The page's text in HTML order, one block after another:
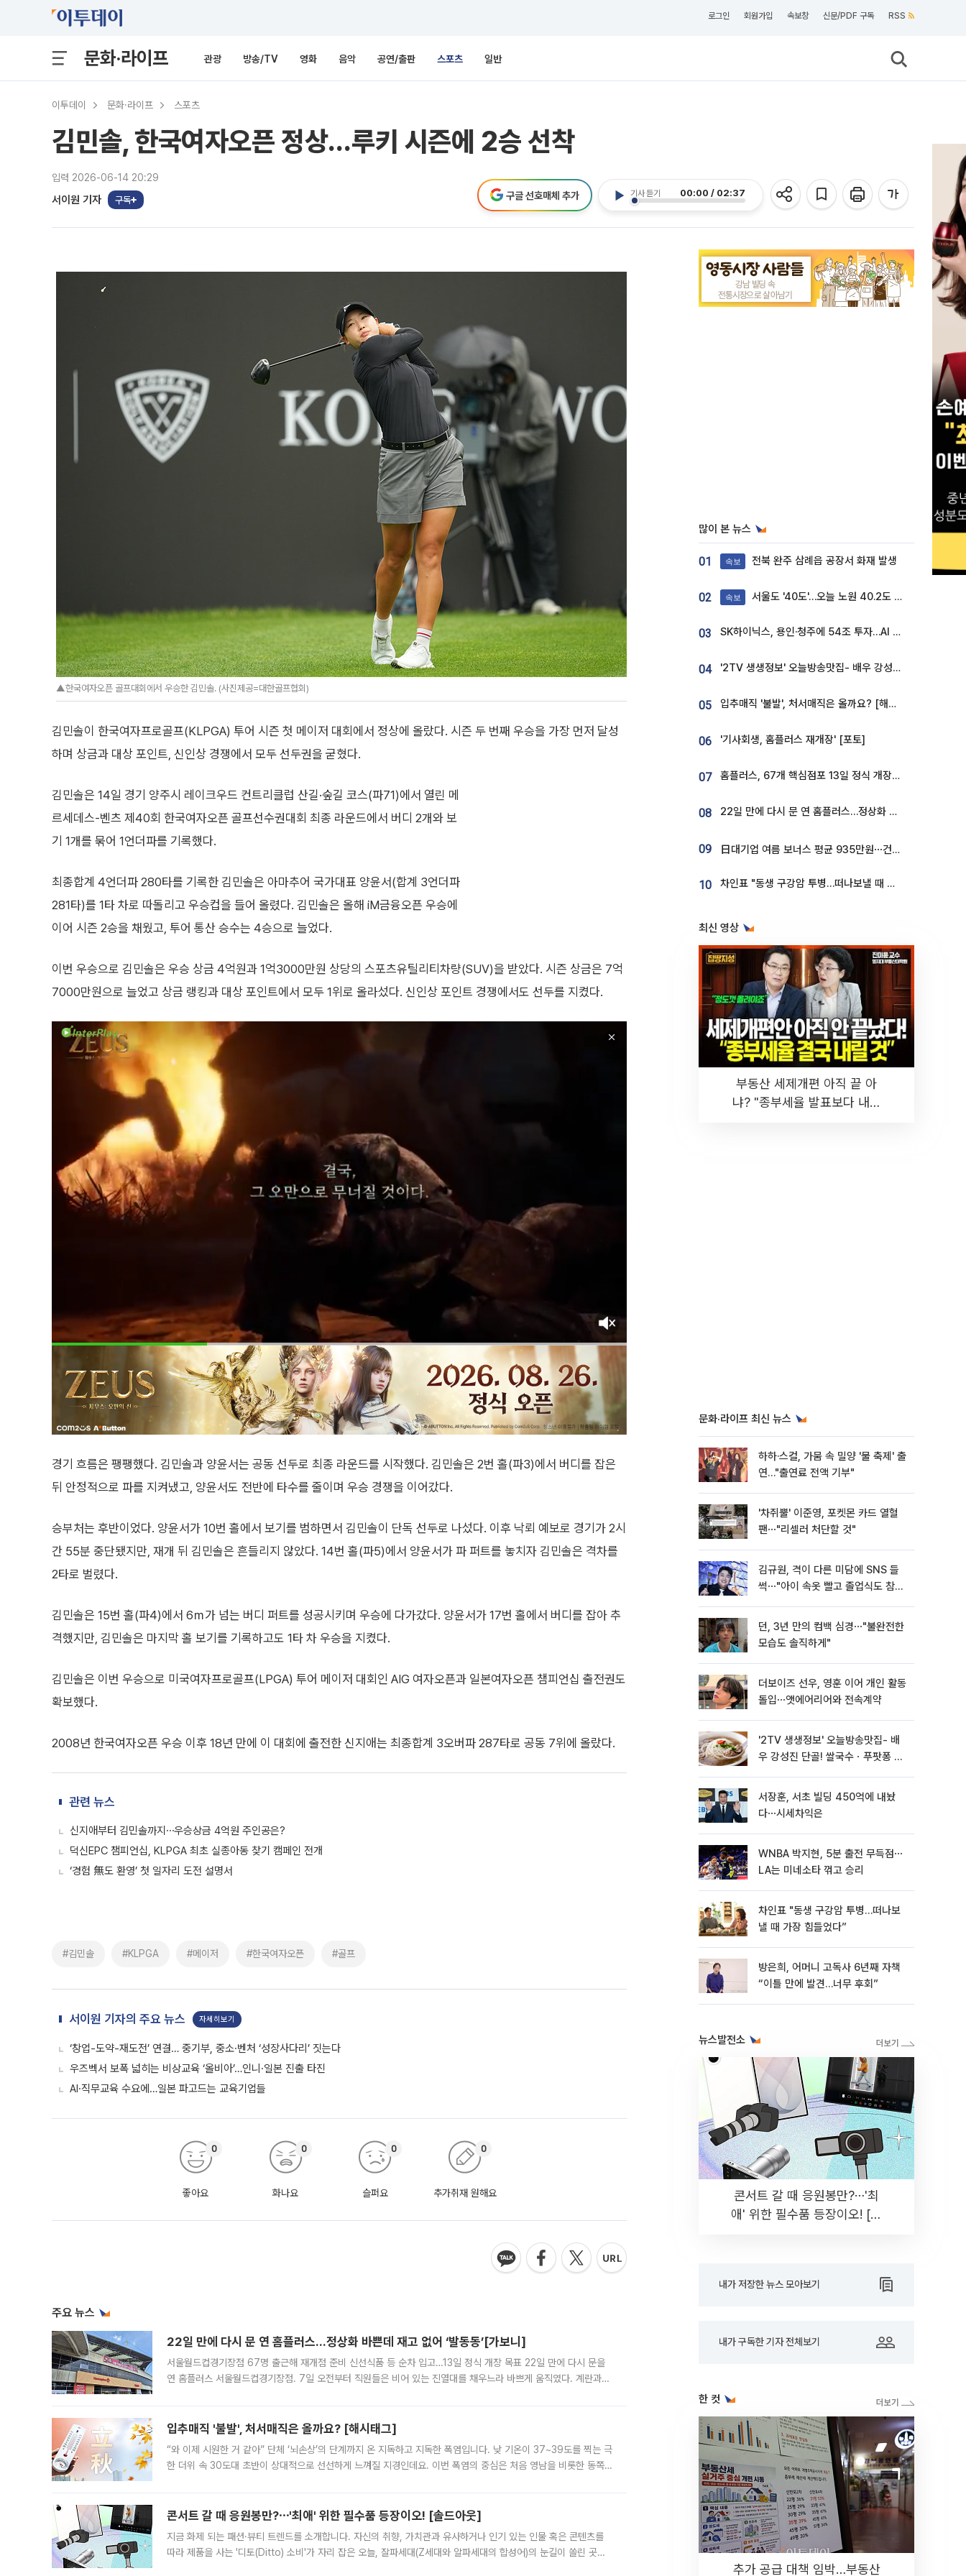
로그인 회원가입 속보창 신문/PDF 구독 RSS
문화·라이프 관광 방송/TV 영화 음악 공연/출판 스포츠 일반
이투데이 문화·라이프 스포츠
김민솔, 한국여자오픈 정상…루키 시즌에 2승 선착
입력 2026-06-14 20:29
서이원 기자 구독
기사 듣기 00:00 / 02:37
구글 선호매체 추가
▲한국여자오픈 골프대회에서 우승한 김민솔. (사진제공=대한골프협회)
김민솔이 한국여자프로골프(KLPGA) 투어 시즌 첫 메이저 대회에서 정상에 올랐다. 시즌 두 번째 우승을 가장 먼저 달성
하며 상금과 대상 포인트, 신인상 경쟁에서 모두 선두권을 굳혔다.
김민솔은 14일 경기 양주시 레이크우드 컨트리클럽 산길·숲길 코스(파71)에서 열린 메
르세데스-벤츠 제40회 한국여자오픈 골프선수권대회 최종 라운드에서 버디 2개와 보
기 1개를 묶어 1언더파를 기록했다.
최종합계 4언더파 280타를 기록한 김민솔은 아마추어 국가대표 양윤서(합계 3언더파
281타)를 1타 차로 따돌리고 우승컵을 들어 올렸다. 김민솔은 올해 iM금융오픈 우승에
이어 시즌 2승을 채웠고, 투어 통산 승수는 4승으로 늘었다.
이번 우승으로 김민솔은 우승 상금 4억원과 1억3000만원 상당의 스포츠유틸리티차량(SUV)을 받았다. 시즌 상금은 7억
7000만원으로 늘었고 상금 랭킹과 대상 포인트에서 모두 1위로 올라섰다. 신인상 포인트 경쟁에서도 선두를 지켰다.
경기 흐름은 팽팽했다. 김민솔과 양윤서는 공동 선두로 최종 라운드를 시작했다. 김민솔은 2번 홀(파3)에서 버디를 잡은
뒤 안정적으로 파를 지켜냈고, 양윤서도 전반에 타수를 줄이며 우승 경쟁을 이어갔다.
승부처는 후반이었다. 양윤서가 10번 홀에서 보기를 범하면서 김민솔이 단독 선두로 나섰다. 이후 낙뢰 예보로 경기가 2시
간 55분 중단됐지만, 재개 뒤 김민솔은 흔들리지 않았다. 14번 홀(파5)에서 양윤서가 파 퍼트를 놓치자 김민솔은 격차를
2타로 벌렸다.
김민솔은 15번 홀(파4)에서 6ｍ가 넘는 버디 퍼트를 성공시키며 우승에 다가갔다. 양윤서가 17번 홀에서 버디를 잡아 추
격했지만, 김민솔은 마지막 홀 보기를 기록하고도 1타 차 우승을 지켰다.
김민솔은 이번 우승으로 미국여자프로골프(LPGA) 투어 메이저 대회인 AIG 여자오픈과 일본여자오픈 챔피언십 출전권도
확보했다.
2008년 한국여자오픈 우승 이후 18년 만에 이 대회에 출전한 신지애는 최종합계 3오버파 287타로 공동 7위에 올랐다.
관련 뉴스
신지애부터 김민솔까지⋯우승상금 4억원 주인공은?
덕신EPC 챔피언십, KLPGA 최초 실종아동 찾기 캠페인 전개
‘경험 無도 환영’ 첫 일자리 도전 설명서
#김민솔 #KLPGA #메이저 #한국여자오픈 #골프
서이원 기자의 주요 뉴스 자세히보기
‘창업-도약-재도전’ 연결… 중기부, 중소·벤처 ‘성장사다리’ 짓는다
우즈벡서 보폭 넓히는 비상교육 ‘올비아’…인니·일본 진출 타진
AI·직무교육 수요에…일본 파고드는 교육기업들
좋아요
0
화나요
0
슬퍼요
0
추가취재 원해요
0
주요 뉴스
22일 만에 다시 문 연 홈플러스…정상화 바쁜데 재고 없어 ‘발동동’[가보니]
서울월드컵경기장점 67명 출근해 재개점 준비 신선식품 등 순차 입고…13일 정식 개장 목표 22일 만에 다시 문을
연 홈플러스 서울월드컵경기장점. 7일 오전부터 직원들은 비어 있는 진열대를 채우느라 바쁘게 움직였다. 계란과
입추매직 '불발', 처서매직은 올까요? [해시태그]
“와 이제 시원한 거 같아” 단체 ‘뇌손상’의 단계까지 온 지독하고 지독한 폭염입니다. 낮 기온이 37~39도를 찍는 극
한 더위 속 30도대 초반이 상대적으로 선선하게 느껴질 지경인데요. 이번 폭염의 중심은 처음 영남을 비롯한 동쪽
콘서트 갈 때 응원봉만?⋯'최애' 위한 필수품 등장이오! [솔드아웃]
지금 화제 되는 패션·뷰티 트렌드를 소개합니다. 자신의 취향, 가치관과 유사하거나 인기 있는 인물 혹은 콘텐츠를
따라 제품을 사는 '디토(Ditto) 소비'가 자리 잡은 오늘, 잘파세대(Z세대와 알파세대의 합성어)의 눈길이 쏠린 곳은
많이 본 뉴스
01 속보 전북 완주 삼례읍 공장서 화재 발생
02 속보 서울도 '40도'…오늘 노원 40.2도 기록
03 SK하이닉스, 용인·청주에 54조 투자…AI 메모리 생산기지 키운다
04 '2TV 생생정보' 오늘방송맛집- 배우 강성진 단골! 쌀국수ㆍ푸팟퐁 커리 맛집 '블○○○'
05 입추매직 '불발', 처서매직은 올까요? [해시태그]
06 '기사회생, 홈플러스 재개장' [포토]
07 홈플러스, 67개 핵심점포 13일 정식 개장…영업 재개 속도
08 22일 만에 다시 문 연 홈플러스…정상화 바쁜데 재고 없어 ‘발동동’[가보니]
09 日대기업 여름 보너스 평균 935만원⋯건설회사 1800만 넘어
10 차인표 "동생 구강암 투병…떠나보낼 때 가장 힘들었다”
최신 영상
부동산 세제개편 아직 끝 아
냐? "종부세율 발표보다 내릴
문화·라이프 최신 뉴스
하하·스컬, 가뭄 속 밀양 '물 축제' 출
연…"출연료 전액 기부"
'차쥐뿔' 이준영, 포켓몬 카드 열혈
팬⋯"리셀러 처단할 것"
김규원, 격이 다른 미담에 SNS 들
썩⋯"아이 속옷 빨고 졸업식도 참
던, 3년 만의 컴백 심경⋯"불완전한
모습도 솔직하게"
더보이즈 선우, 영훈 이어 개인 활동
돌입⋯앳에어리어와 전속계약
'2TV 생생정보' 오늘방송맛집- 배
우 강성진 단골! 쌀국수ㆍ푸팟퐁 커
서장훈, 서초 빌딩 450억에 내놨
다⋯시세차익은
WNBA 박지현, 5분 출전 무득점⋯
LA는 미네소타 꺾고 승리
차인표 "동생 구강암 투병…떠나보
낼 때 가장 힘들었다”
방은희, 어머니 고독사 6년째 자책
“이틀 만에 발견…너무 후회”
뉴스발전소
콘서트 갈 때 응원봉만?⋯'최
애' 위한 필수품 등장이오! [솔
내가 저장한 뉴스 모아보기
내가 구독한 기자 전체보기
한 컷
추가 공급 대책 임박…부동산